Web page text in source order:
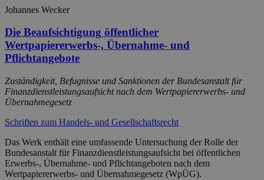
Johannes Wecker
Die Beaufsichtigung öffentlicher
Wertpapiererwerbs-, Übernahme- und
Pflichtangebote
Zuständigkeit, Befugnisse und Sanktionen der Bundesanstalt für
Finanzdienstleistungsaufsicht nach dem Wertpapiererwerbs- und
Übernahmegesetz
Schriften zum Handels- und Gesellschaftsrecht
Das Werk enthält eine umfassende Untersuchung der Rolle der
Bundesanstalt für Finanzdienstleistungsaufsicht bei öffentlichen
Erwerbs-, Übernahme- und Pflichtangeboten nach dem
Wertpapiererwerbs- und Übernahmegesetz (WpÜG).